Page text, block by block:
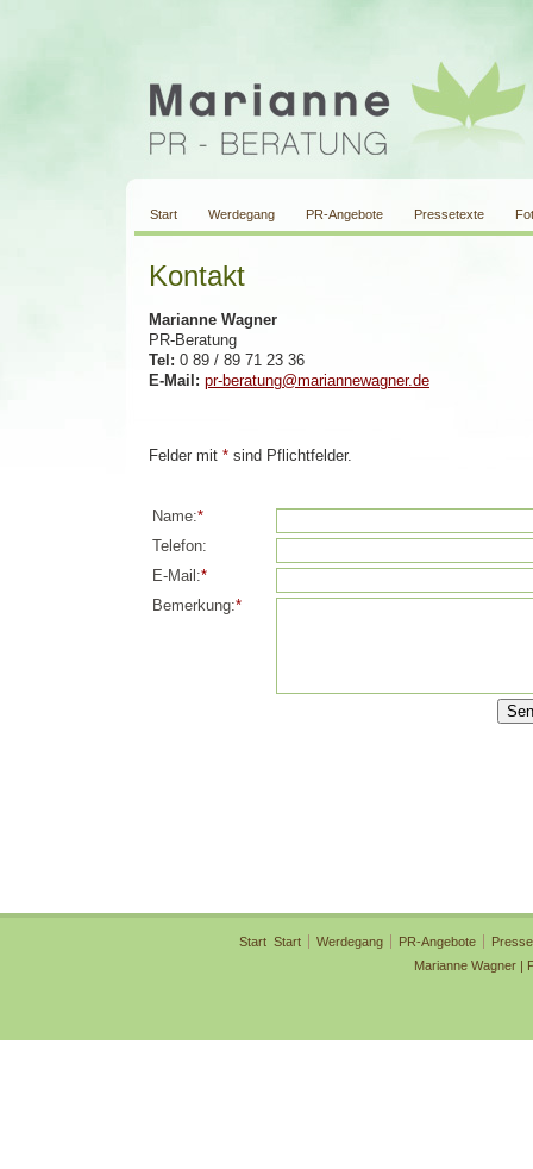
Start Werdegang PR-Angebote Pressetexte
Kontakt
Marianne Wagner
PR-Beratung
Tel: 0 89 / 89 71 23 36
E-Mail: pr-beratung@mariannewagner.de
Felder mit * sind Pflichtfelder.
Name:*
Telefon:
E-Mail:*
Bemerkung:*
Start Start Werdegang PR-Angebote
Marianne Wagner |